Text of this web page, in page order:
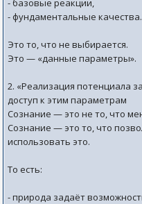
- базовые реакции,
- фундаментальные качества.
Это то, что не выбирается.
Это — «данные параметры».
2. «Реализация потенциала
доступ к этим параметрам
Сознание — это не то, что
Сознание — это то, что
использовать это.
То есть:
- природа задаёт